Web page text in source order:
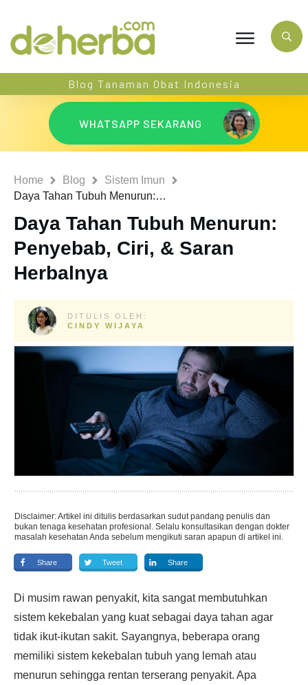
Blog Tanaman Obat Indonesia
WHATSAPP SEKARANG
Home Blog
Sistem Imun
Daya Tahan Tubuh Menurun: Penyebab, Ciri, & Saran Herbalnya
Daya Tahan Tubuh Menurun:
Penyebab, Ciri, & Saran
Herbalnya
DITULIS OLEH:
CINDY WIJAYA
Disclaimer: Artikel ini ditulis berdasarkan sudut pandang penulis dan
bukan tenaga kesehatan profesional. Selalu konsultasikan dengan dokter
masalah kesehatan Anda sebelum mengikuti saran apapun di artikel ini.
Share Tweet Share
Di musim rawan penyakit, kita sangat membutuhkan
sistem kekebalan yang kuat sebagai daya tahan agar
tidak ikut-ikutan sakit. Sayangnya, beberapa orang
memiliki sistem kekebalan tubuh yang lemah atau
menurun sehingga rentan terserang penyakit. Apa